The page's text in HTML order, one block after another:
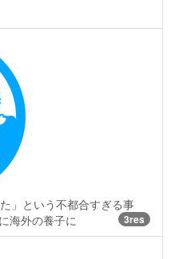
」という不都合すぎる事
海外の養子に
3res